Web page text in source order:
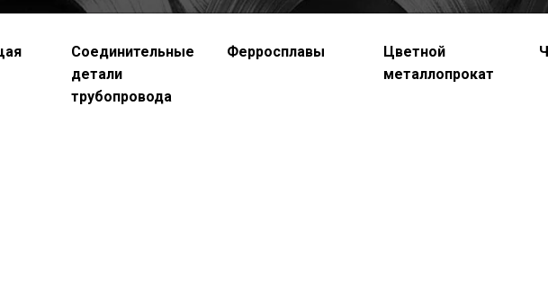
Соединительные
детали
трубопровода
Ферросплавы
Цветной
металлопрокат